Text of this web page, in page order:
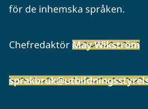
för de inhemska språken.
ChefredaktörMay Wikström